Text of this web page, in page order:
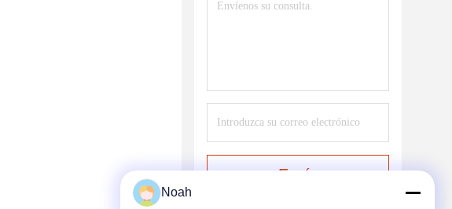
Envío
Noah